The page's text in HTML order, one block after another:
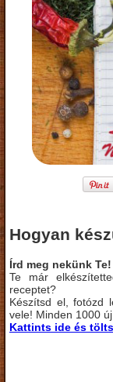
Hogyan
Írd meg nekünk Te!
Te már
receptet?
Készítsd el, fotózd
vele! Minden 1000
Kattints ide és